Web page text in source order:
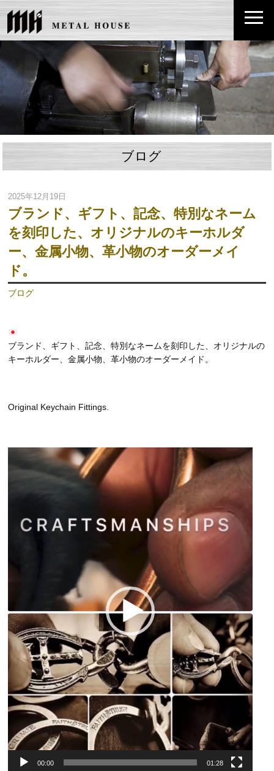
ブログ
2025年12月19日
ブランド、ギフト、記念、特別なネーム
を刻印した、オリジナルのキーホルダ
ー、金属小物、革小物のオーダーメイ
ド。
ブログ
ブランド、ギフト、記念、特別なネームを刻印した、オリジナルの
キーホルダー、金属小物、革小物のオーダーメイド。
Original Keychain Fittings.
画
00:00 01:28